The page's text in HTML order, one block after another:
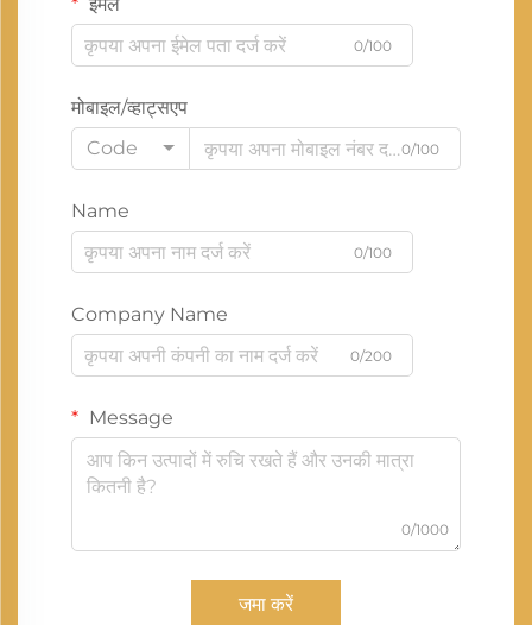
0/100
मोबाइल/व्हाट्सएप
Code
0/100
Name
0/100
Company Name
0/200
Message
0/1000
जमा करें